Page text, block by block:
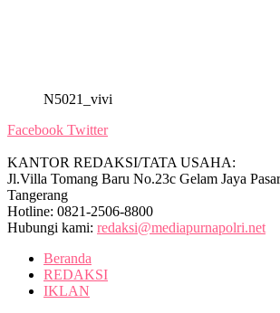
N5021_vivi
Facebook Twitter
KANTOR REDAKSI/TATA USAHA:
Jl.Villa Tomang Baru No.23c Gelam Jaya
Tangerang
Hotline: 0821-2506-8800
Hubungi kami: redaksi@mediapurnapolri.net
Beranda
REDAKSI
IKLAN